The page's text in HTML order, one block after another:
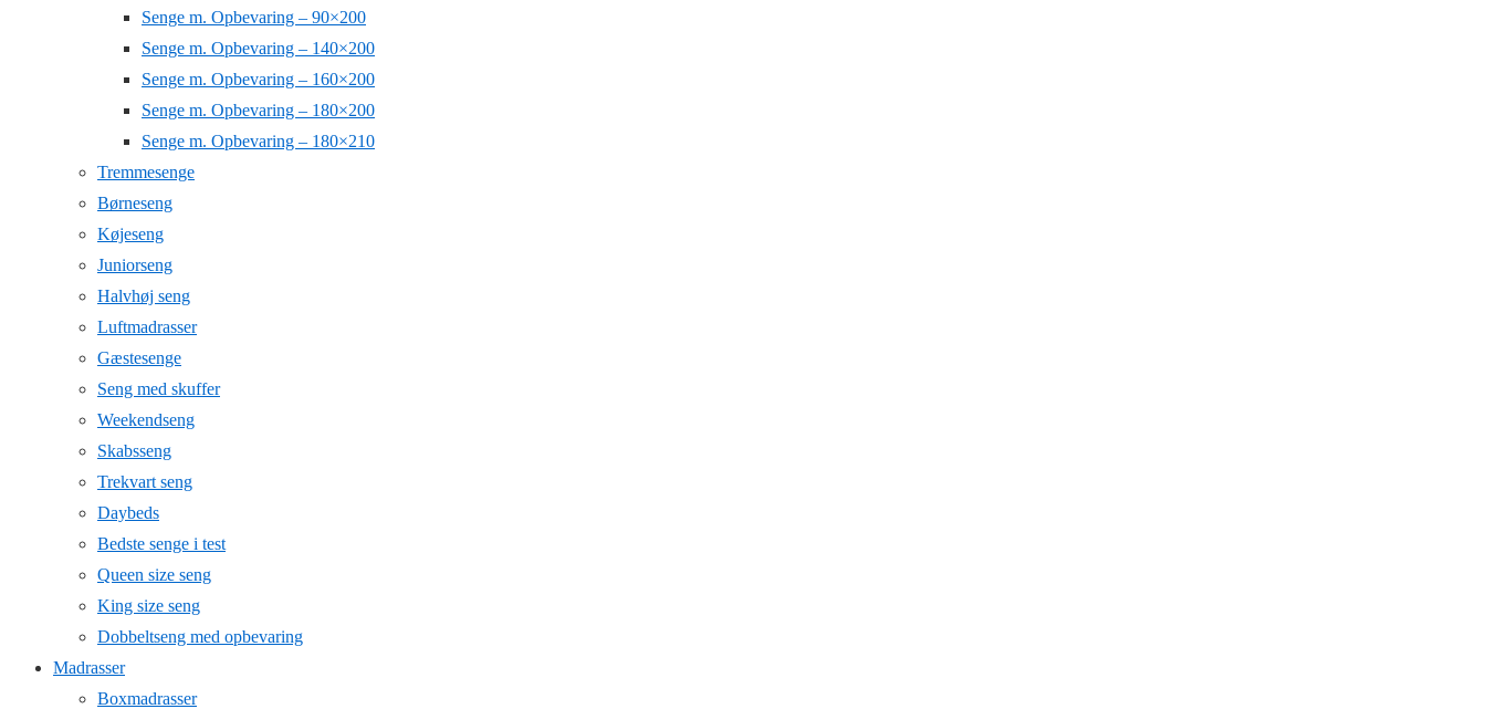
Senge m. Opbevaring – 90×200
Senge m. Opbevaring – 140×200
Senge m. Opbevaring – 160×200
Senge m. Opbevaring – 180×200
Senge m. Opbevaring – 180×210
Tremmesenge
Børneseng
Køjeseng
Juniorseng
Halvhøj seng
Luftmadrasser
Gæstesenge
Seng med skuffer
Weekendseng
Skabsseng
Trekvart seng
Daybeds
Bedste senge i test
Queen size seng
King size seng
Dobbeltseng med opbevaring
Madrasser
Boxmadrasser